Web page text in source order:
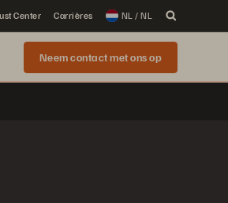
Center Carrières NL / NL
Neem contact met ons op